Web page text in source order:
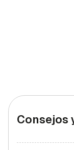
Consejos